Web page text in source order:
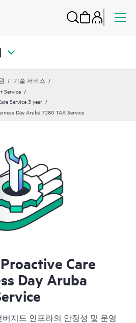
기술 서비스
Service
Service 3 year
Day Aruba 7280 TAA Service
Care
Day Aruba
버지드 인프라의 안정성 및 운영